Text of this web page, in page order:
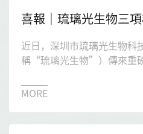
近日，深圳市琉璃光生物科
稱“琉璃光生物”）傳來重
得新的高新技術企業證書。
MORE